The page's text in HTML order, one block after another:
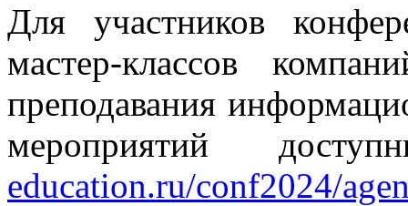
Для участников
мастер-классов
преподавания
мероприятий
education.ru/conf2024/